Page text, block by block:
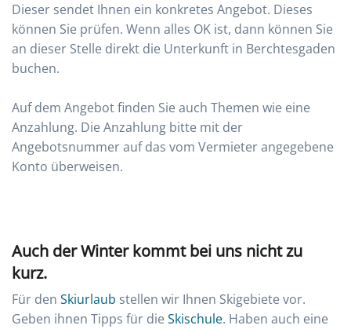
Dieser sendet Ihnen ein konkretes Angebot. Dieses
können Sie prüfen. Wenn alles OK ist, dann können Sie
an dieser Stelle direkt die Unterkunft in Berchtesgaden
buchen.
Auf dem Angebot finden Sie auch Themen wie eine
Anzahlung. Die Anzahlung bitte mit der
Angebotsnummer auf das vom Vermieter angegebene
Konto überweisen.
Auch der Winter kommt bei uns nicht zu
kurz.
Für den Skiurlaub stellen wir Ihnen Skigebiete vor.
Geben ihnen Tipps für die Skischule. Haben auch eine